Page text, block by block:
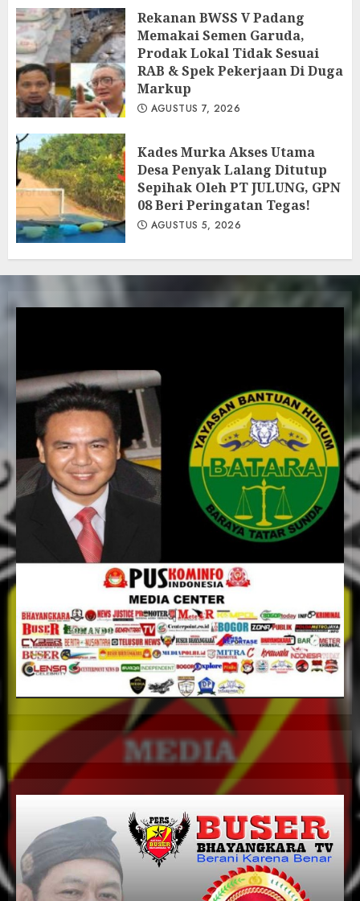
Rekanan BWSS V Padang
Memakai Semen Garuda,
Prodak Lokal Tidak Sesuai
RAB & Spek Pekerjaan Di Duga
Markup
AGUSTUS 7, 2026
Kades Murka Akses Utama
Desa Penyak Lalang Ditutup
Sepihak Oleh PT JULUNG, GPN
08 Beri Peringatan Tegas!
AGUSTUS 5, 2026